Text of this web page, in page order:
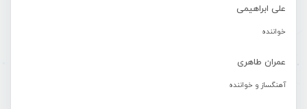
علی ابراهیمی
خواننده
عمران طاهری
آهنگساز و خواننده